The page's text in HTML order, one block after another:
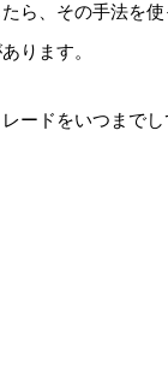
ら、その手法を
ります。
ードをいつまで